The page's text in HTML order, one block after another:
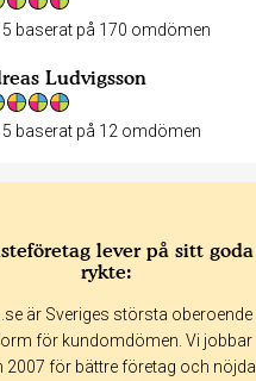
baserat på 170 omdömen
Ludvigsson
baserat på 12 omdömen
lever på sitt goda
rykte:
är Sveriges största oberoende
för kundomdömen. Vi jobbar
2007 för bättre företag och nöjda